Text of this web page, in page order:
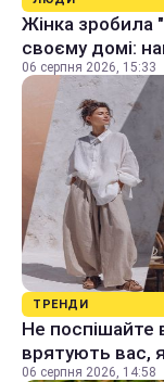
Жінка зробила
своєму домі:
06 серпня 2026, 15:33
ТРЕНДИ
Не поспішайте
врятують вас,
06 серпня 2026, 14:58